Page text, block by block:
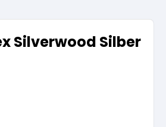
Silverwood Silber